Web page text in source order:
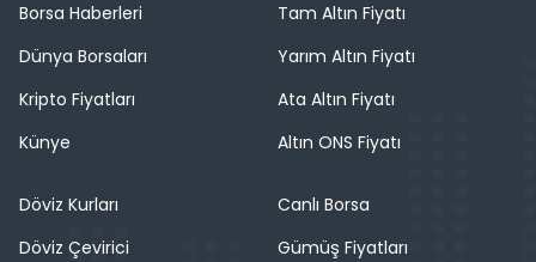
Borsa Haberleri
Dünya Borsaları
Kripto Fiyatları
Künye
Tam Altın Fiyatı
Yarım Altın Fiyatı
Ata Altın Fiyatı
Altın ONS Fiyatı
Döviz Kurları
Döviz Çevirici
Canlı Borsa
Gümüş Fiyatları